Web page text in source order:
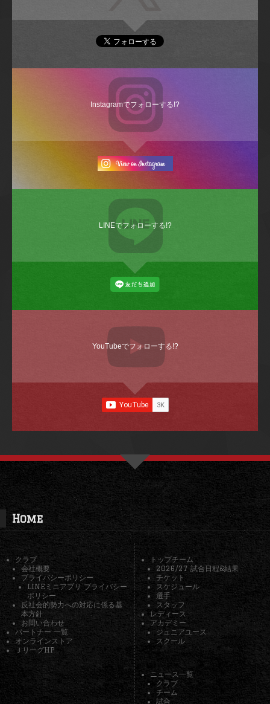
Instagramでフォローする!?
LINEでフォローする!?
YouTubeでフォローする!?
Home
クラブ
会社概要
プライバシーポリシー
LINEミニアプリ プライバシー
ポリシー
反社会的勢力への対応に係る基
本方針
お問い合わせ
パートナー 一覧
オンラインストア
ＪリーグHP
トップチーム
2026/27 試合日程&結果
チケット
スケジュール
選手
スタッフ
レディース
アカデミー
ジュニアユース
スクール
ニュース一覧
クラブ
チーム
試合